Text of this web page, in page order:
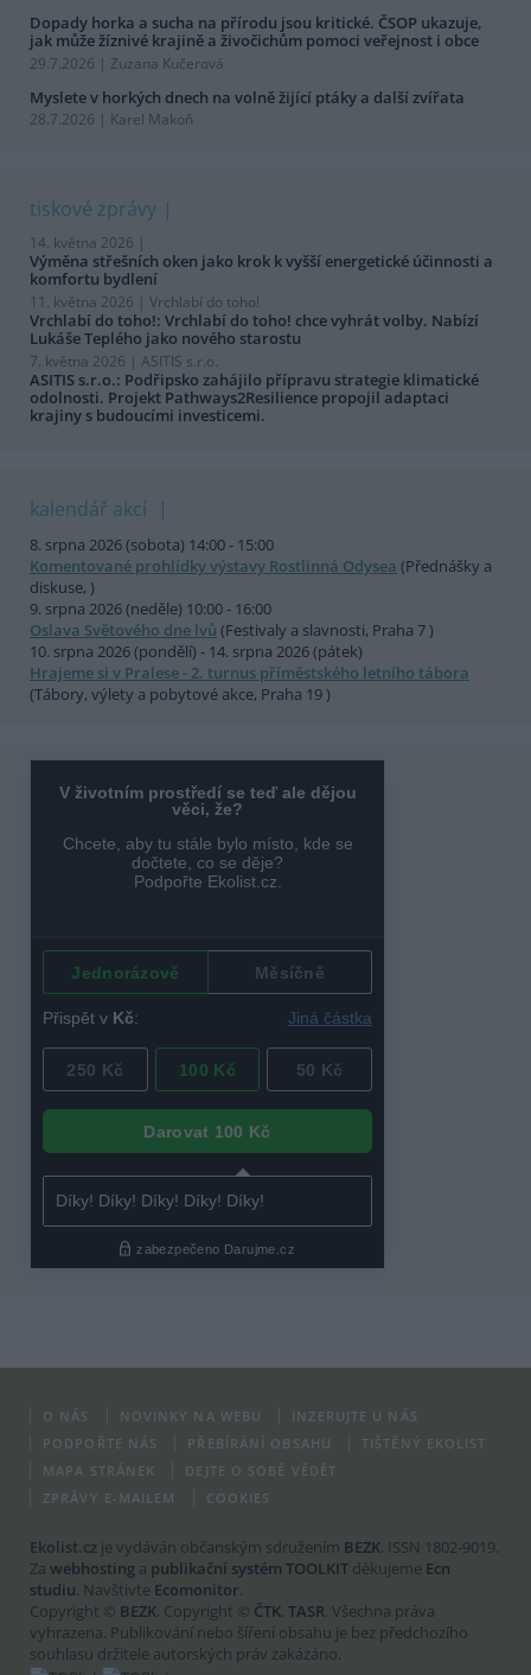
Dopady horka a sucha na přírodu jsou kritické. ČSOP ukazuje,
jak může žíznivé krajině a živočichům pomoci veřejnost i obce
29.7.2026 | Zuzana Kučerová
Myslete v horkých dnech na volně žijící ptáky a další zvířata
28.7.2026 | Karel Makoň
tiskové zprávy
14. května 2026 |
Výměna střešních oken jako krok k vyšší energetické účinnosti a
komfortu bydlení
11. května 2026 | Vrchlabí do toho!
Vrchlabí do toho!: Vrchlabí do toho! chce vyhrát volby. Nabízí
Lukáše Teplého jako nového starostu
7. května 2026 | ASITIS s.r.o.
ASITIS s.r.o.: Podřipsko zahájilo přípravu strategie klimatické
odolnosti. Projekt Pathways2Resilience propojil adaptaci
krajiny s budoucími investicemi.
kalendář akcí
8. srpna 2026 (sobota) 14:00 - 15:00
Komentované prohlídky výstavy Rostlinná Odysea (Přednášky a
diskuse, )
9. srpna 2026 (neděle) 10:00 - 16:00
Oslava Světového dne lvů (Festivaly a slavnosti, Praha 7 )
10. srpna 2026 (pondělí) - 14. srpna 2026 (pátek)
Hrajeme si v Pralese - 2. turnus příměstského letního tábora
(Tábory, výlety a pobytové akce, Praha 19 )
O NÁS NOVINKY NA WEBU
INZERUJTE U NÁS
PODPOŘTE NÁS
PŘEBÍRÁNÍ OBSAHU
TIŠTĚNÝ EKOLIST
MAPA STRÁNEK
DEJTE O SOBĚ VĚDĚT
ZPRÁVY E-MAILEM
COOKIES
Ekolist.cz je vydáván občanským sdružením BEZK. ISSN 1802-9019.
Za webhosting a publikační systém TOOLKIT děkujeme Ecn
studiu. Navštivte Ecomonitor.
Copyright © BEZK. Copyright © ČTK, TASR. Všechna práva
vyhrazena. Publikování nebo šíření obsahu je bez předchozího
souhlasu držitele autorských práv zakázáno.